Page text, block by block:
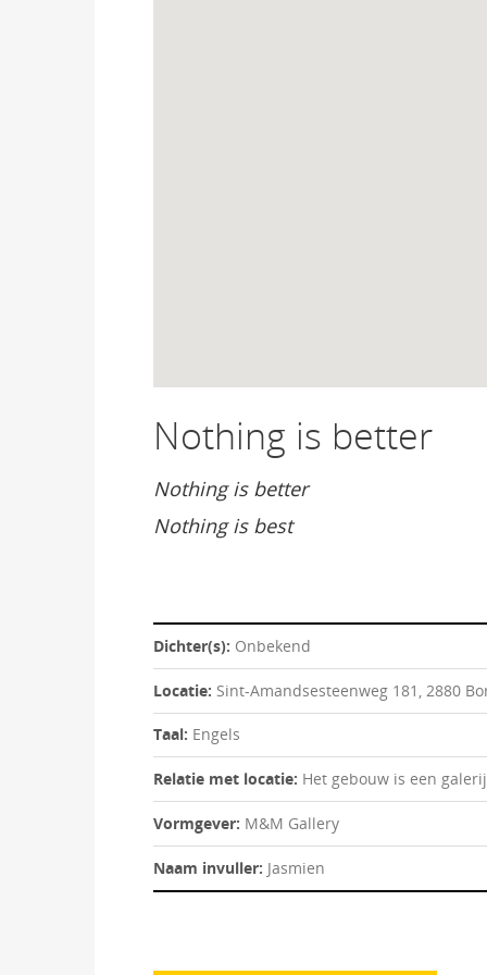
Nothing is better
Nothing is better
Nothing is best
Dichter(s): Onbekend
Locatie: Sint-Amandsesteenweg 181, 2880
Taal: Engels
Relatie met locatie: Het gebouw is een
Vormgever: M&M Gallery
Naam invuller: Jasmien